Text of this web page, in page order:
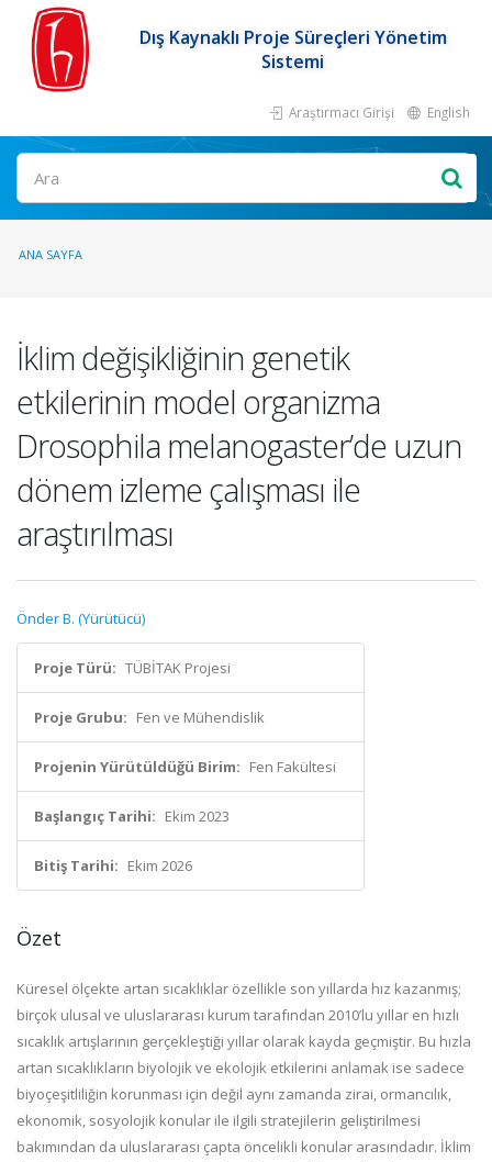
Dış Kaynaklı Proje Süreçleri Yönetim
Sistemi
Araştırmacı Girişi English
ANA SAYFA
İklim değişikliğinin genetik
etkilerinin model organizma
Drosophila melanogaster’de uzun
dönem izleme çalışması ile
araştırılması
Önder B. (Yürütücü)
Proje Türü: TÜBİTAK Projesi
Proje Grubu: Fen ve Mühendislik
Projenin Yürütüldüğü Birim: Fen Fakültesi
Başlangıç Tarihi: Ekim 2023
Bitiş Tarihi: Ekim 2026
Özet
Küresel ölçekte artan sıcaklıklar özellikle son yıllarda hız kazanmış;
birçok ulusal ve uluslararası kurum tarafından 2010’lu yıllar en hızlı
sıcaklık artışlarının gerçekleştiği yıllar olarak kayda geçmiştir. Bu hızla
artan sıcaklıkların biyolojik ve ekolojik etkilerini anlamak ise sadece
biyoçeşitliliğin korunması için değil aynı zamanda zirai, ormancılık,
ekonomik, sosyolojik konular ile ilgili stratejilerin geliştirilmesi
bakımından da uluslararası çapta öncelikli konular arasındadır. İklim